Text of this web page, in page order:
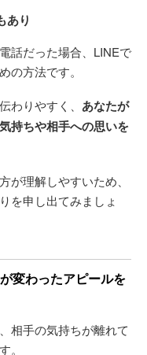
あり
話だった場合、LINEで
の方法です。
わりやすく、 あなたが
持ちや相手への思いを
が理解しやすいため、
を申し出てみましょ
変わったアピールを
相手の気持ちが離れて
。